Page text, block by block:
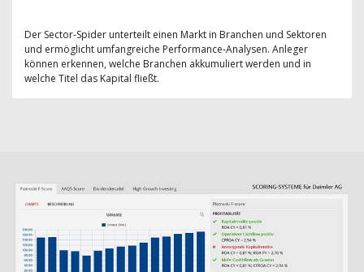
Der Sector-Spider unterteilt einen Markt in Branchen und Sektoren
und ermöglicht umfangreiche Performance-Analysen. Anleger
können erkennen, welche Branchen akkumuliert werden und in
welche Titel das Kapital fließt.